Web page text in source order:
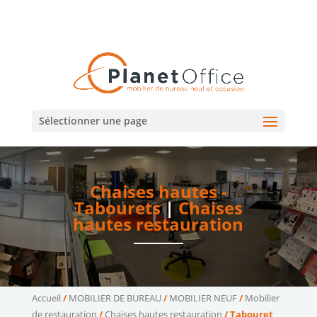
Sélectionner une page
Chaises hautes -
Tabourets|Chaises
hautes restauration
Accueil /MOBILIER DE BUREAU/MOBILIER NEUF/Mobilier
de restauration /Chaises hautes restauration / Tabouret